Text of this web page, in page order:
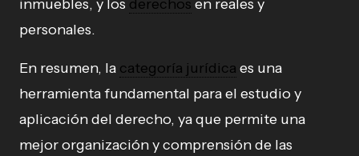
inmuebles, y los derechos en reales y
personales.
En resumen, la categoría jurídica es una
herramienta fundamental para el estudio y
aplicación del derecho, ya que permite una
mejor organización y comprensión de las